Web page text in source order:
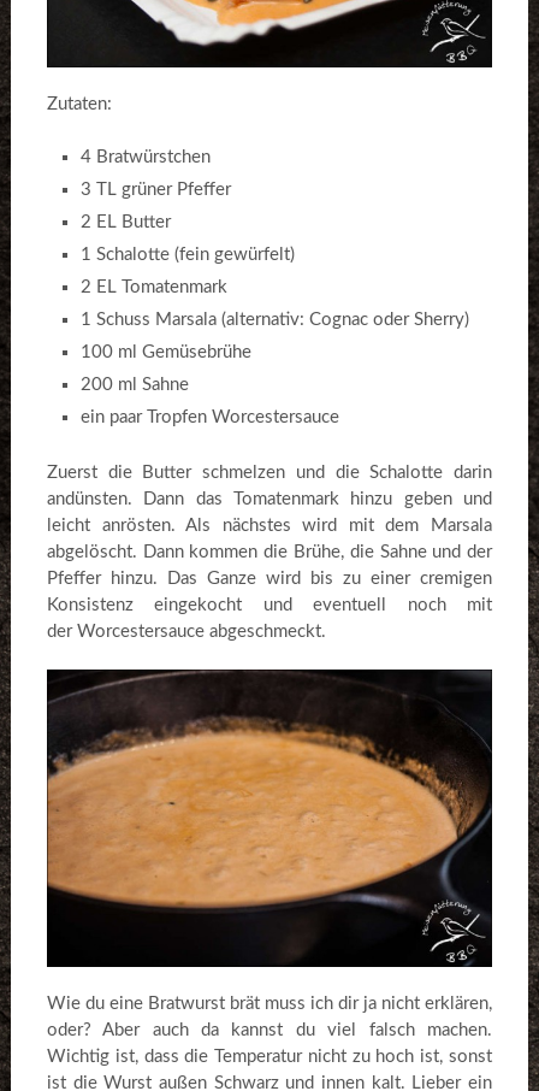
Zutaten:
4 Bratwürstchen
3 TL grüner Pfeffer
2 EL Butter
1 Schalotte (fein gewürfelt)
2 EL Tomatenmark
1 Schuss Marsala (alternativ: Cognac oder Sherry)
100 ml Gemüsebrühe
200 ml Sahne
ein paar Tropfen Worcestersauce
Zuerst die Butter schmelzen und die Schalotte darin
andünsten. Dann das Tomatenmark hinzu geben und
leicht anrösten. Als nächstes wird mit dem Marsala
abgelöscht. Dann kommen die Brühe, die Sahne und der
Pfeffer hinzu. Das Ganze wird bis zu einer cremigen
Konsistenz eingekocht und eventuell noch mit
der Worcestersauce abgeschmeckt.
Wie du eine Bratwurst brät muss ich dir ja nicht erklären,
oder? Aber auch da kannst du viel falsch machen.
Wichtig ist, dass die Temperatur nicht zu hoch ist, sonst
ist die Wurst außen Schwarz und innen kalt. Lieber ein